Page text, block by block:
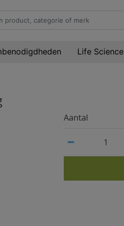
Life Science
Aantal